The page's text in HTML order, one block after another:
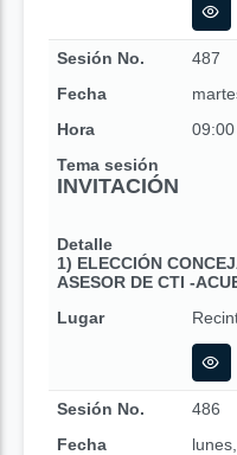
Sesión No.
487
Fecha
Hora
09:00
Tema sesión
INVITACIÓN
Detalle
1) ELECCIÓN
ASESOR DE CTI -
Lugar
Sesión No.
486
Fecha